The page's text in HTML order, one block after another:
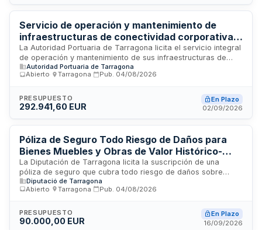
corresponde a los servicios de mantenimiento conforme a
las características y condiciones técnicas reguladoras.
Servicio de operación y mantenimiento de
infraestructuras de conectividad corporativa -
Autoridad Portuaria de Tarragona
La Autoridad Portuaria de Tarragona licita el servicio integral
de operación y mantenimiento de sus infraestructuras de
conectividad corporativa. El contrato busca garantizar la
continuidad del negocio, la disponibilidad y seguridad de las
redundancia de centros de procesamiento de datos y
mejorar los aspectos funcionales de la red. Los servicios se
inicio previsto el 1 de enero de 2027.
Autoridad Portuaria de Tarragona
Abierto
Tarragona Pub. 04/08/2026
PRESUPUESTO
292.941,60 EUR
En Plazo
02/09/2026
Póliza de Seguro Todo Riesgo de Daños para
Bienes Muebles y Obras de Valor Histórico-
Artístico de la Diputación de Tarragona
La Diputación de Tarragona licita la suscripción de una
póliza de seguro que cubra todo riesgo de daños sobre
bienes muebles y obras de valor histórico-artístico de su
propiedad o bajo su responsabilidad. La cobertura incluye
exposiciones e inclusión automática de nuevas
adquisiciones. El contrato requiere clausulas específicas de
Diputació de Tarragona
Abierto
Tarragona Pub. 04/08/2026
PRESUPUESTO
90.000,00 EUR
En Plazo
16/09/2026